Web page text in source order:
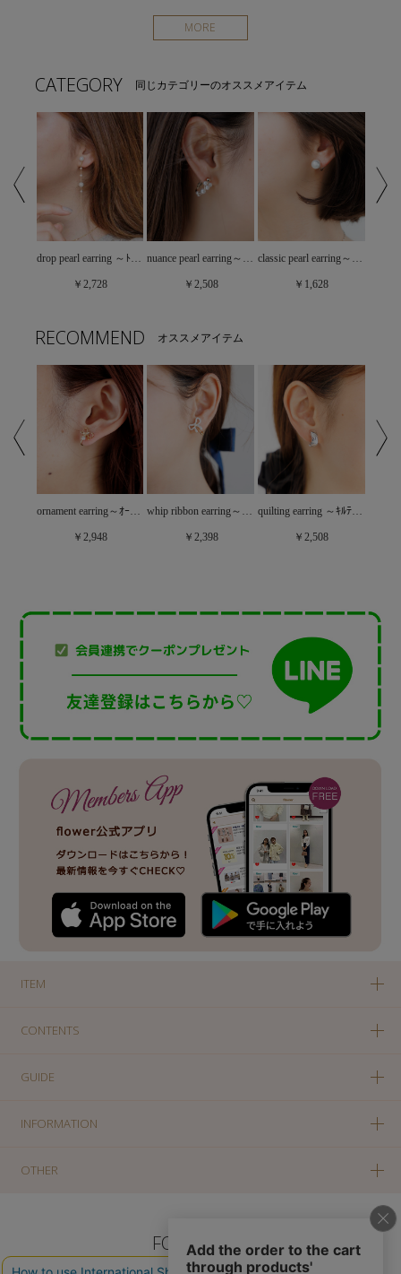
MORE
CATEGORY 同じカテゴリーのオススメアイテム
drop pearl earring ～ﾄﾞﾛｯﾌﾟﾊﾟｰﾙｲﾔﾘﾝｸﾞ
￥2,728
nuance pearl earring～ﾆｭｱﾝｽﾊﾟｰﾙｲﾔﾘﾝｸﾞ
￥2,508
classic pearl earring～ｸﾗｼｯｸﾊﾟｰﾙｲﾔﾘﾝｸﾞ
￥1,628
RECOMMEND オススメアイテム
ornament earring～ｵｰﾅﾒﾝﾄｲﾔﾘﾝｸﾞ
￥2,948
whip ribbon earring～ﾎｲｯﾌﾟﾘﾎﾞﾝｲﾔﾘﾝｸﾞ
￥2,398
quilting earring ～ｷﾙﾃｨﾝｸﾞｲﾔﾘﾝｸﾞ
￥2,508
ITEM
CONTENTS
GUIDE
INFORMATION
OTHER
FOLLOW US